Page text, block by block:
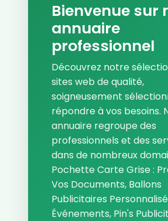
Bienvenue sur
annuaire
professionnel
Découvrez notre
sites web de qualité,
soigneusement
répondre à vos besoins.
annuaire regroupe des
professionnels et des
dans de nombreux
Pochette Carte Grise :
Vos Documents, Ballons
Publicitaires
Événements, Pin's